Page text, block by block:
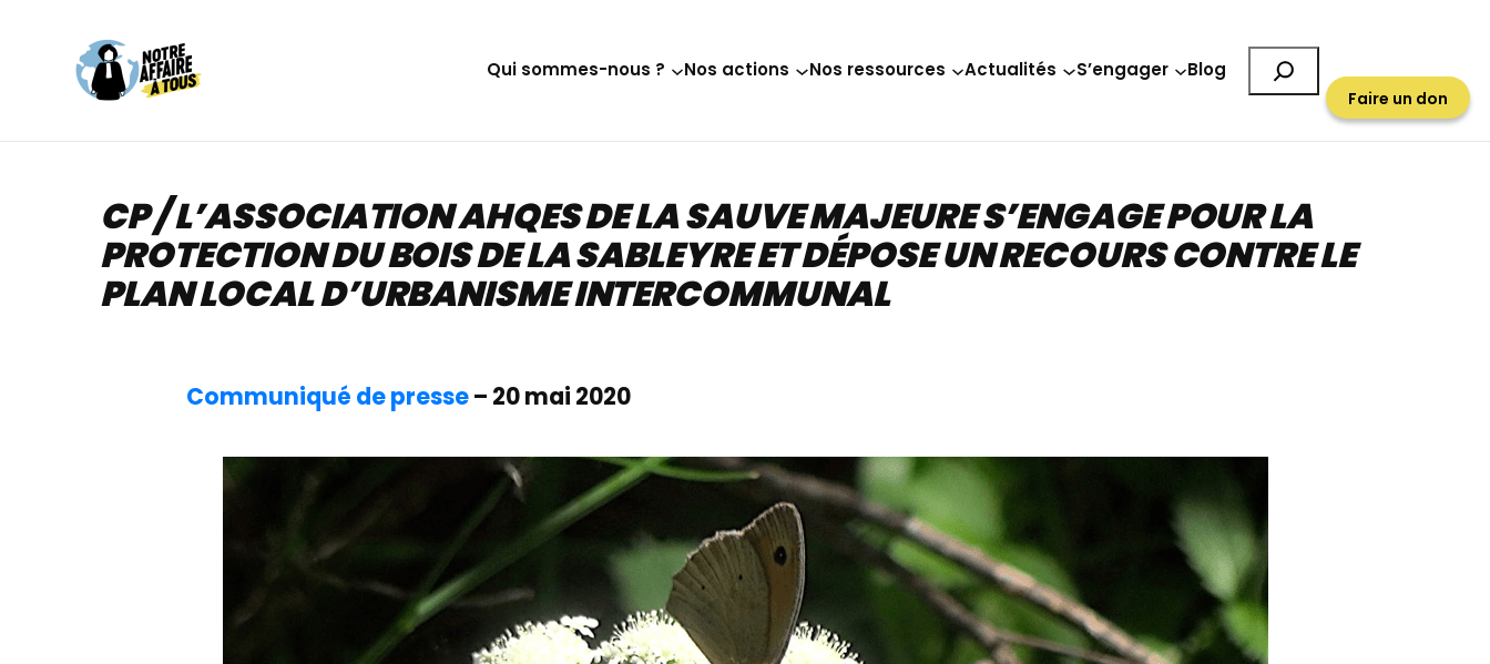
contenu
Qui sommes-nous ? Nos actions Nos ressources Actualités S’engager Blog
Faire un don
CP / L’ASSOCIATION AHQES DE LA SAUVE MAJEURE S’ENGAGE POUR LA
PROTECTION DU BOIS DE LA SABLEYRE ET DÉPOSE UN RECOURS CONTRE LE
PLAN LOCAL D’URBANISME INTERCOMMUNAL
Communiqué de presse– 20 mai 2020